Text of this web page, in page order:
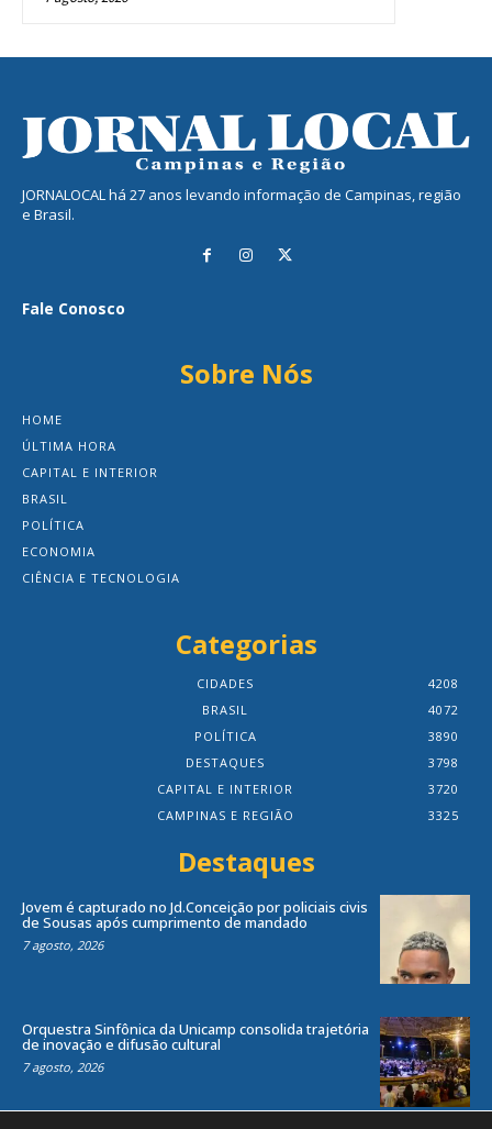
JORNALOCAL há 27 anos levando informação de Campinas, região
e Brasil.
Fale Conosco
Sobre Nós
HOME
ÚLTIMA HORA
CAPITAL E INTERIOR
BRASIL
POLÍTICA
ECONOMIA
CIÊNCIA E TECNOLOGIA
Categorias
CIDADES
4208
BRASIL
4072
POLÍTICA
3890
DESTAQUES
3798
CAPITAL E INTERIOR
3720
CAMPINAS E REGIÃO
3325
Destaques
Jovem é capturado no Jd.Conceição por policiais civis
de Sousas após cumprimento de mandado
7 agosto, 2026
Orquestra Sinfônica da Unicamp consolida trajetória
de inovação e difusão cultural
7 agosto, 2026